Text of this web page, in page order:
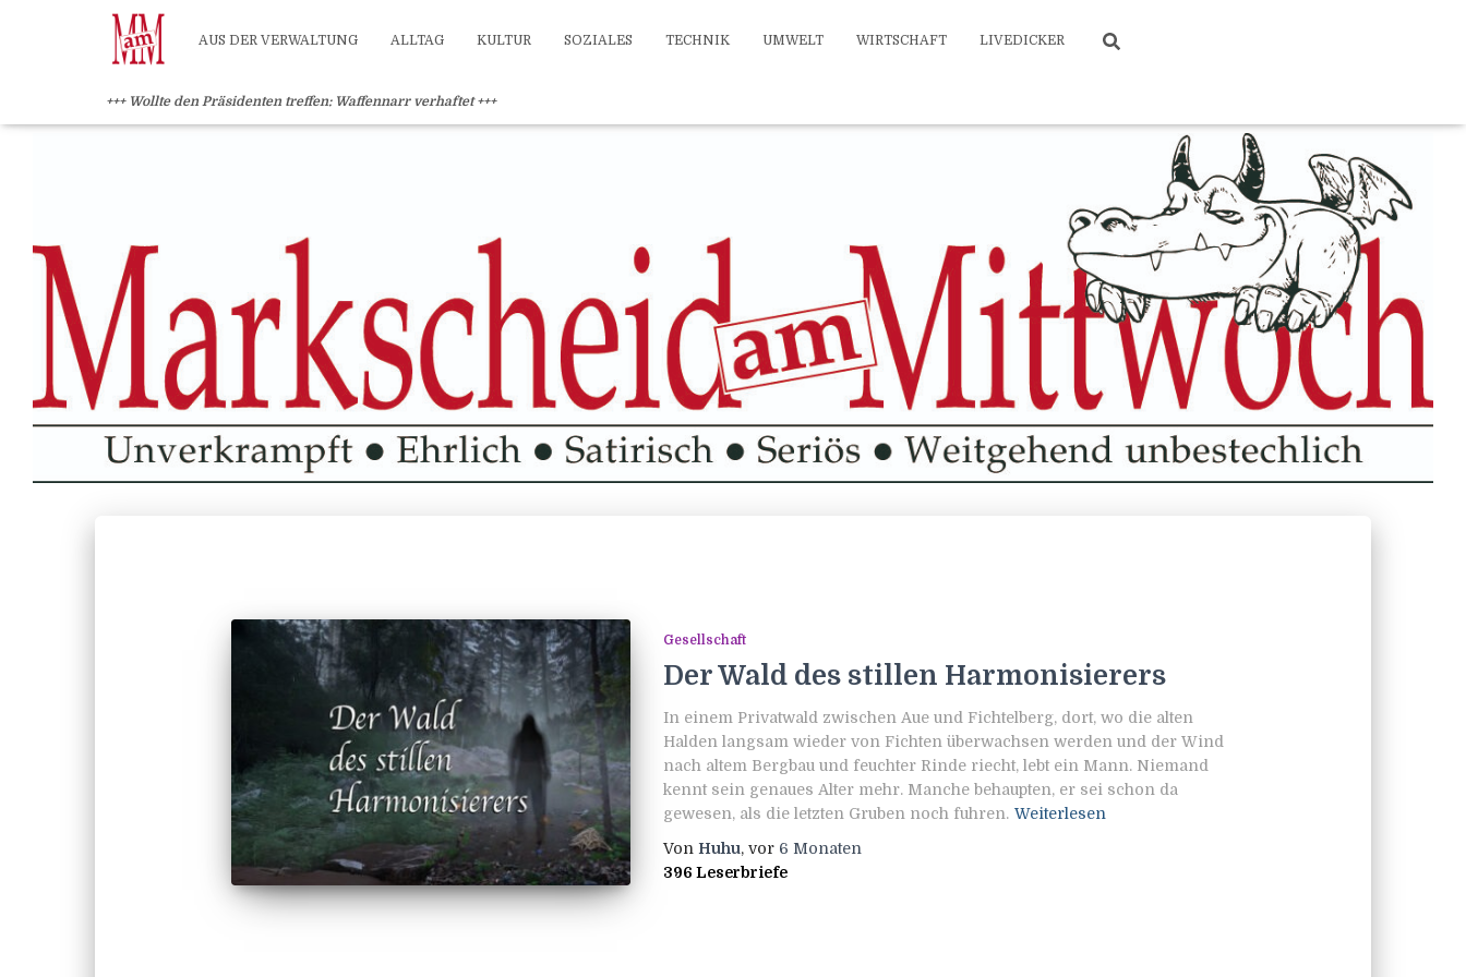
AUS DER VERWALTUNG ALLTAG KULTUR SOZIALES TECHNIK UMWELT WIRTSCHAFT LIVEDICKER
+++ Wollte den Präsidenten treffen: Waffennarr verhaftet +++
Gesellschaft
Der Wald des stillen Harmonisierers
In einem Privatwald zwischen Aue und Fichtelberg, dort, wo die alten
Halden langsam wieder von Fichten überwachsen werden und der Wind
nach altem Bergbau und feuchter Rinde riecht, lebt ein Mann. Niemand
kennt sein genaues Alter mehr. Manche behaupten, er sei schon da
gewesen, als die letzten Gruben noch fuhren. Weiterlesen
Von Huhu, vor 6 Monaten
396 Leserbriefe